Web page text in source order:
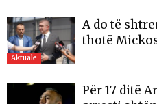
Aktuale
A do të
thotë
Për 17 ditë